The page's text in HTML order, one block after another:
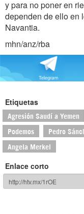
y para no poner en
dependen de ello en
Navantia.
mhn/anz/rba
Etiquetas
Agresión Saudí a Yemen
Podemos Pedro
Angela Merkel
Enlace corto